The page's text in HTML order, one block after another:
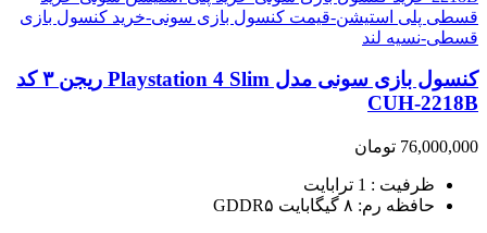
کنسول بازی سونی مدل Playstation 4 Slim ریجن ۳ کد
CUH-2218B
76,000,000 تومان
ظرفیت : 1 ترابایت
حافظه رم: